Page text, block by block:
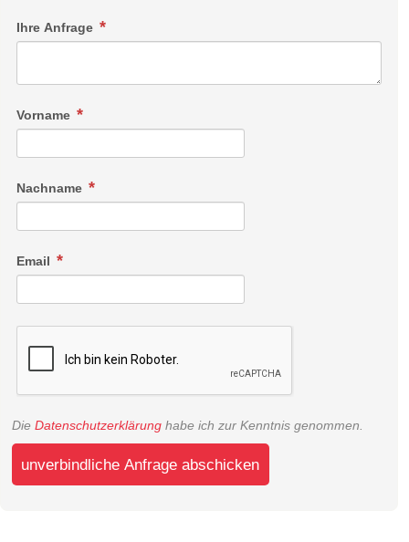
Ihre Anfrage
Vorname
Nachname
Email
Die Datenschutzerklärung habe ich zur Kenntnis genommen.
unverbindliche Anfrage abschicken